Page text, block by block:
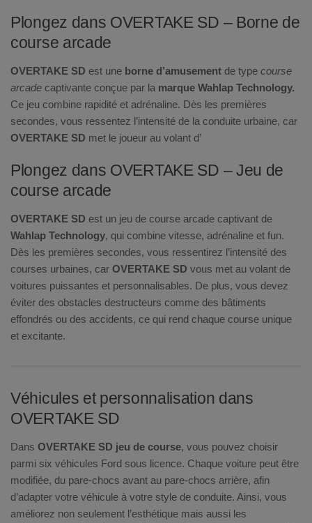
Plongez dans OVERTAKE SD – Borne de
course arcade
OVERTAKE SD est une borne d’amusement de type course
arcade captivante conçue par la marque Wahlap Technology.
Ce jeu combine rapidité et adrénaline. Dès les premières
secondes, vous ressentez l’intensité de la conduite urbaine, car
OVERTAKE SD met le joueur au volant d’
Plongez dans OVERTAKE SD – Jeu de
course arcade
OVERTAKE SD est un jeu de course arcade captivant de
Wahlap Technology, qui combine vitesse, adrénaline et fun.
Dès les premières secondes, vous ressentirez l’intensité des
courses urbaines, car OVERTAKE SD vous met au volant de
voitures puissantes et personnalisables. De plus, vous devez
éviter des obstacles destructeurs comme des bâtiments
effondrés ou des accidents, ce qui rend chaque course unique
et excitante.
Véhicules et personnalisation dans
OVERTAKE SD
Dans OVERTAKE SD jeu de course, vous pouvez choisir
parmi six véhicules Ford sous licence. Chaque voiture peut être
modifiée, du pare-chocs avant au pare-chocs arrière, afin
d’adapter votre véhicule à votre style de conduite. Ainsi, vous
améliorez non seulement l’esthétique mais aussi les